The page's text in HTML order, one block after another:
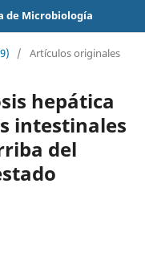
de Microbiología
/ Artículos originales
hepática
intestinales
del